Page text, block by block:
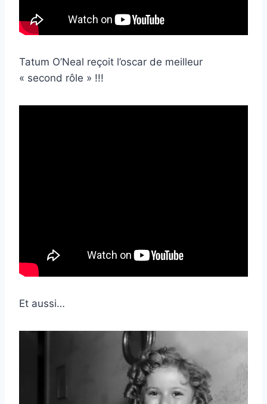
Tatum O’Neal reçoit l’oscar de meilleur
« second rôle » !!!
Et aussi…